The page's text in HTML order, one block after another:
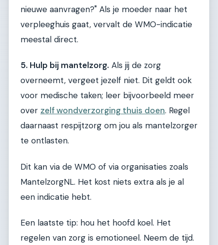
nieuwe aanvragen?" Als je moeder naar het
verpleeghuis gaat, vervalt de WMO-indicatie
meestal direct.
5. Hulp bij mantelzorg. Als jij de zorg
overneemt, vergeet jezelf niet. Dit geldt ook
voor medische taken; leer bijvoorbeeld meer
over zelf wondverzorging thuis doen. Regel
daarnaast respijtzorg om jou als mantelzorger
te ontlasten.
Dit kan via de WMO of via organisaties zoals
MantelzorgNL. Het kost niets extra als je al
een indicatie hebt.
Een laatste tip: hou het hoofd koel. Het
regelen van zorg is emotioneel. Neem de tijd.